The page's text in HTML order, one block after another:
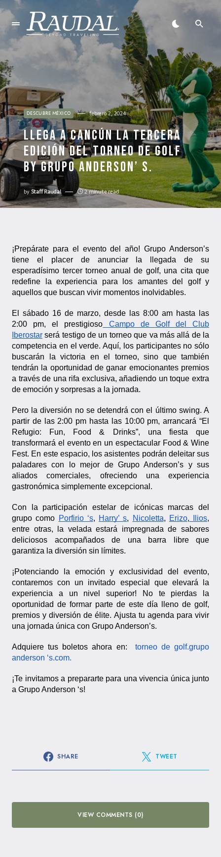
DESCUBRE MÉXICO febrero 2, 2024
LLEGA A CANCÚN LA TERCERA
EDICIÓN DEL TORNEO DE GOLF
BY GRUPO ANDERSON’ S.
byStaff Raudal 2 minute read
¡Prepárate para el evento del año! Grupo Anderson’s
tiene el placer de anunciar la llegada de su
esperadísimo tercer torneo anual de golf, una cita que
redefine la experiencia para los amantes del golf y
aquellos que buscan vivir momentos inolvidables.
El sábado 16 de marzo, desde las 8:00 am hasta las
2:00 pm, el prestigioso Campo de Golf del Club
Iberostar será testigo de un torneo que va más allá de la
competencia en el verde. Aquí, los participantes no sólo
buscarán la victoria en el torneo, sino que también
tendrán la oportunidad de ganar emocionantes premios
a través de una rifa exclusiva, añadiendo un toque extra
de emoción y sorpresas a la jornada.
Pero la diversión no se detendrá con el último swing. A
partir de las 2:00 pm hasta las 10:00 pm, arrancará “El
Refugio: Fun, Food & Drinks”, una fiesta que
transformará el evento en un espectacular Food & Wine
Fest. En este espacio, los asistentes podrán deleitar sus
paladares con lo mejor de Grupo Anderson’s y sus
aliados comerciales, ofreciendo una experiencia
gastronómica simplemente excepcional.
Con la participación estelar de icónicas marcas del
grupo como Porfirio ‘s, Harry’ s, Nicoletta, Erizo, Ilios,
entre otras, la velada estará impregnada de sabores
deliciosos acompañados de una barra libre que
garantiza la diversión sin límites.
¡Potenciando la emoción y exclusividad del evento,
contaremos con un invitado especial que elevará la
experiencia a un nivel superior! No te pierdas la
oportunidad de formar parte de este día lleno de golf,
premios y diversión de élite. Ajusta tu agenda para vivir
una jornada única con Grupo Anderson’s.
Adquiere tus boletos ahora en:
torneo de golf.grupo
anderson ‘s.com.
¡Te invitamos a prepararte para una vivencia única junto
a Grupo Anderson ‘s!
SHARE TWEET
VIEW COMMENTS (0)